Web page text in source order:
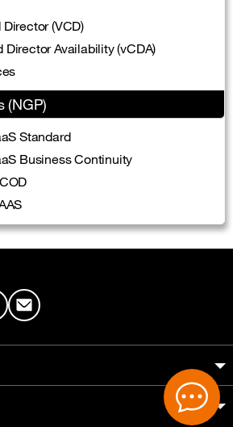
(VCD)
Director Availability (vCDA)
(NGP)
Standard
Business Continuity
Mail